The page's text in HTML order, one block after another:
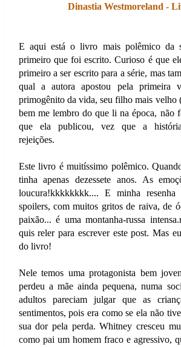
Dinastia Westmoreland -
E aqui está o livro mais polêmico da
primeiro que foi escrito. Curioso é que
primeiro a ser escrito para a série, mas
qual a autora apostou pela primeira
primogênito da vida, seu filho mais velho
bem me lembro do que li na época, não
que ela publicou, vez que a
rejeições.
Este livro é muitíssimo polêmico.
tinha apenas dezessete anos. As
loucura!kkkkkkkk.... E minha resenha
spoilers, com muitos gritos de raiva, de
paixão... é uma montanha-russa
quis reler para escrever este post. Mas
do livro!
Nele temos uma protagonista bem
perdeu a mãe ainda pequena, numa
adultos pareciam julgar que as
sentimentos, pois era como se ela não
sua dor pela perda. Whitney cresceu
como pai um homem fraco e agressivo,